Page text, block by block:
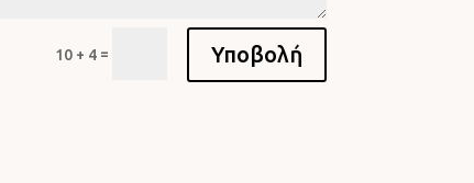
10 + 4= Υποβολή